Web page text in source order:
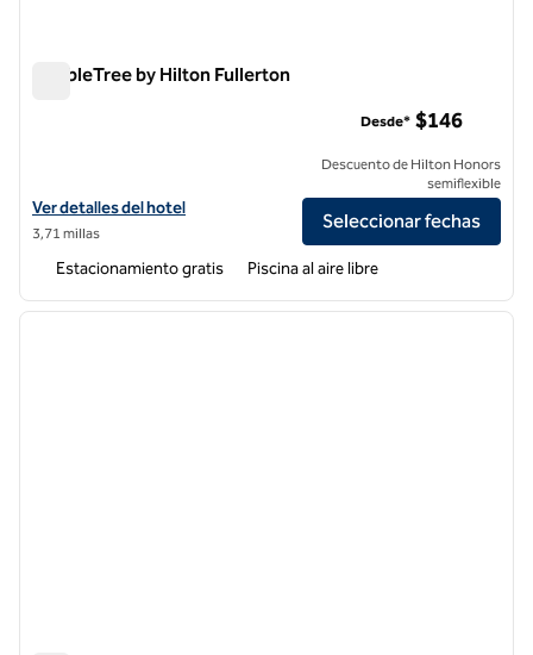
DoubleTree by Hilton Fullerton
Ver detalles del hotel DoubleTree by Hilton Fullerton
Ver detalles del hotel
3,71 millas
Desde* $146
Descuento de Hilton Honors
semiflexible
Seleccionar fechas
Estacionamiento gratis Piscina al aire libre
1 de 12